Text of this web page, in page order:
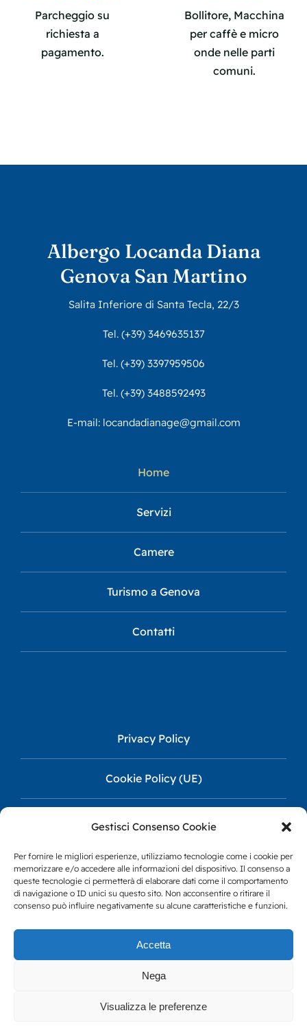
Gestisci Consenso Cookie
Per fornire le migliori esperienze, utilizziamo tecnologie come i cookie per
memorizzare e/o accedere alle informazioni del dispositivo. Il consenso a
queste tecnologie ci permetterà di elaborare dati come il comportamento
di navigazione o ID unici su questo sito. Non acconsentire o ritirare il
consenso può influire negativamente su alcune caratteristiche e funzioni.
Accetta
Nega
Visualizza le preferenze
Bollitore, Macchina
per caffè e micro
onde nelle parti
comuni.
Parcheggio su
richiesta a
pagamento.
Albergo Locanda Diana
Genova San Martino
Salita Inferiore di Santa Tecla, 22/3
Tel.(+39) 3469635137
Tel. (+39) 3397959506
Tel. (+39) 3488592493
E-mail: locandadianage@gmail.com
Home
Servizi
Camere
Turismo a Genova
Contatti
Privacy Policy
Cookie Policy (UE)
CIN IT010025B7YY8DVFTZ
CITR 010025CAF0021
di Oppedisano | Salita Inferiore Di Santa Tecla , Genova